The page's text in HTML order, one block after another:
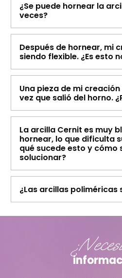
¿Se puede hornear la
veces?
Después de hornear, mi
siendo flexible. ¿Es esto
Una pieza de mi
vez que salió del horno.
La arcilla Cernit es muy
hornear, lo que dificulta
qué sucede esto y cómo
solucionar?
¿Las arcillas poliméricas